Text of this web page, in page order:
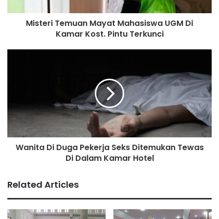
Misteri Temuan Mayat Mahasiswa UGM Di
Kamar Kost. Pintu Terkunci
Wanita Di Duga Pekerja Seks Ditemukan Tewas
Di Dalam Kamar Hotel
Related Articles